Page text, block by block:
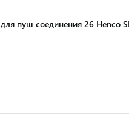
пуш соединения 26 Henco